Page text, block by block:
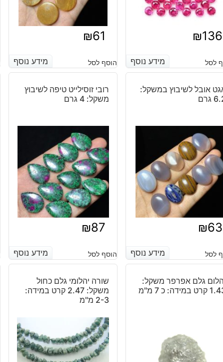
₪136
מידע נוסף לסל מידע נוסף
₪61
מידע נוסף הוסף לסל מידע נוסף
אובל לשיבוץ במשקל:
גרם
₪63
מידע נוסף לסל מידע נוסף
רובי זוסילייט טיפה לשיבוץ
משקל: 4 גרם
₪87
מידע נוסף הוסף לסל מידע נוסף
גלם אפרפר משקל:
במידה: כ 7 מ"מ
שורה יהלומי גלם כחול
משקל: 2.47 קרט במידה:
2-3 מ"מ